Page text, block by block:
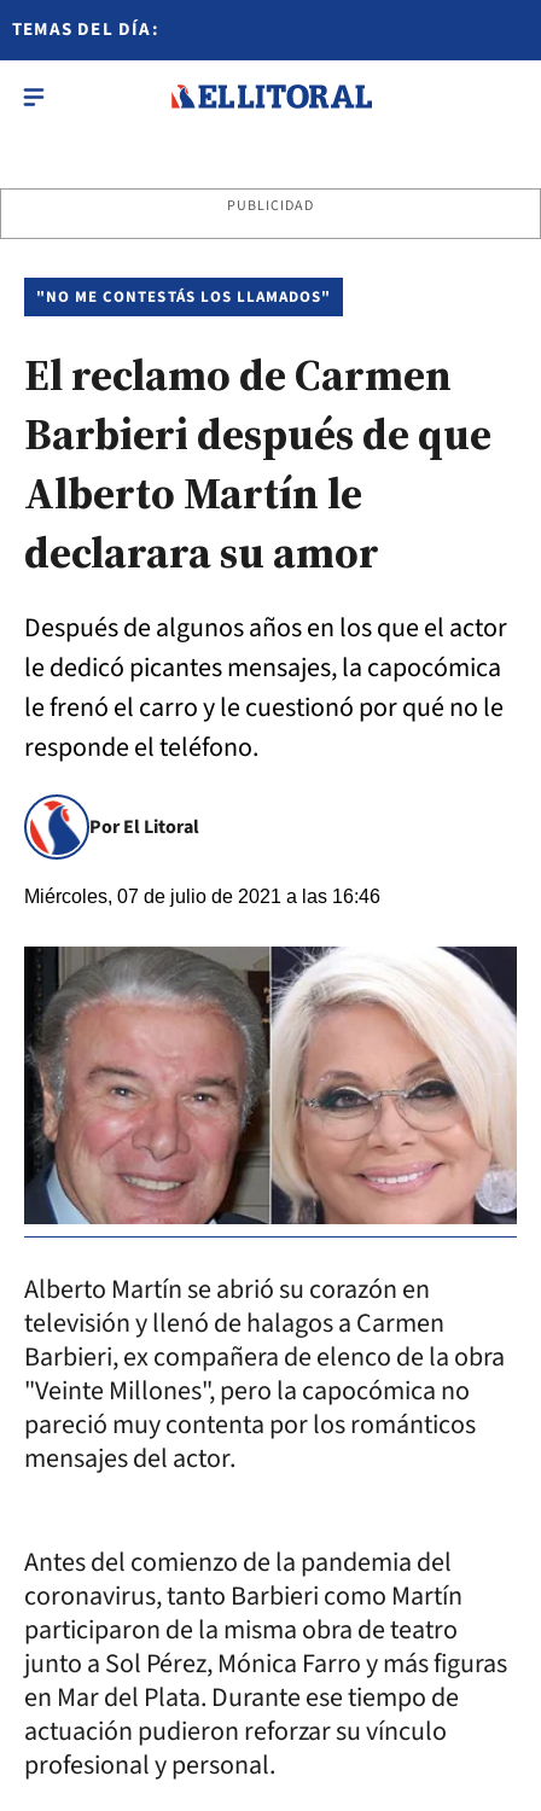
TEMAS DEL DÍA:
PUBLICIDAD
"NO ME CONTESTÁS LOS LLAMADOS"
El reclamo de Carmen
Barbieri después de que
Alberto Martín le
declarara su amor
Después de algunos años en los que el actor
le dedicó picantes mensajes, la capocómica
le frenó el carro y le cuestionó por qué no le
responde el teléfono.
Por El Litoral
Miércoles, 07 de julio de 2021 a las 16:46
Alberto Martín se abrió su corazón en
televisión y llenó de halagos a Carmen
Barbieri, ex compañera de elenco de la obra
"Veinte Millones", pero la capocómica no
pareció muy contenta por los románticos
mensajes del actor.
Antes del comienzo de la pandemia del
coronavirus, tanto Barbieri como Martín
participaron de la misma obra de teatro
junto a Sol Pérez, Mónica Farro y más figuras
en Mar del Plata. Durante ese tiempo de
actuación pudieron reforzar su vínculo
profesional y personal.